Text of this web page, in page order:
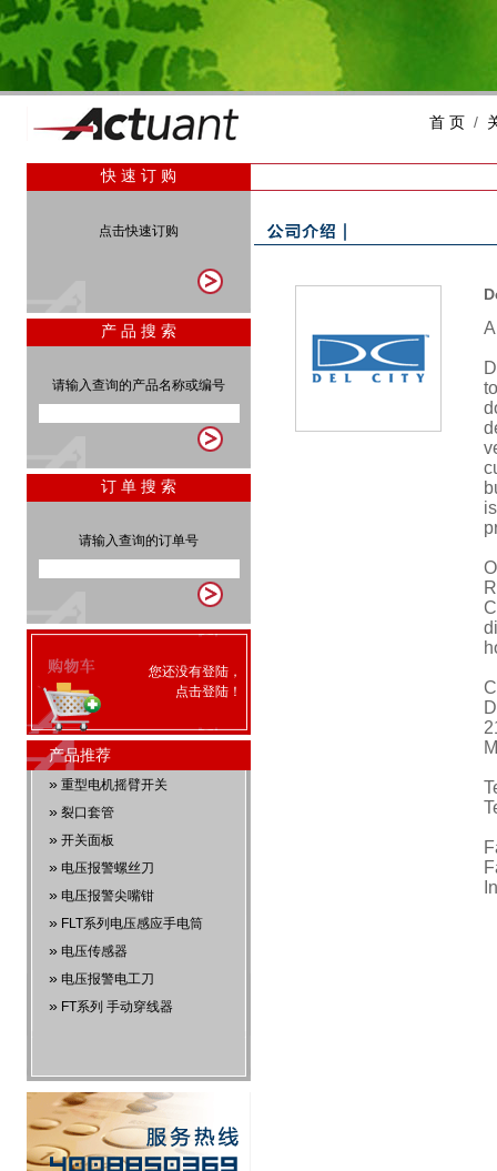
首 页 /
快 速 订 购
点击快速订购
产 品 搜 索
请输入查询的产品名称或编号
订 单 搜 索
请输入查询的订单号
您还没有登陆，
点击登陆 ！
产品推荐
» 重型电机摇臂开关
» 裂口套管
» 开关面板
» 电压报警螺丝刀
» 电压报警尖嘴钳
» FLT系列电压感应手电筒
» 电压传感器
» 电压报警电工刀
» FT系列 手动穿线器